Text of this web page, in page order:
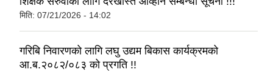
मिति: 07/21/2026 - 14:02
गरिबि निवारणको लागि लघु उद्यम बिकास कार्यक्रमको
आ.ब.२०८२/०८३ को प्रगति !!